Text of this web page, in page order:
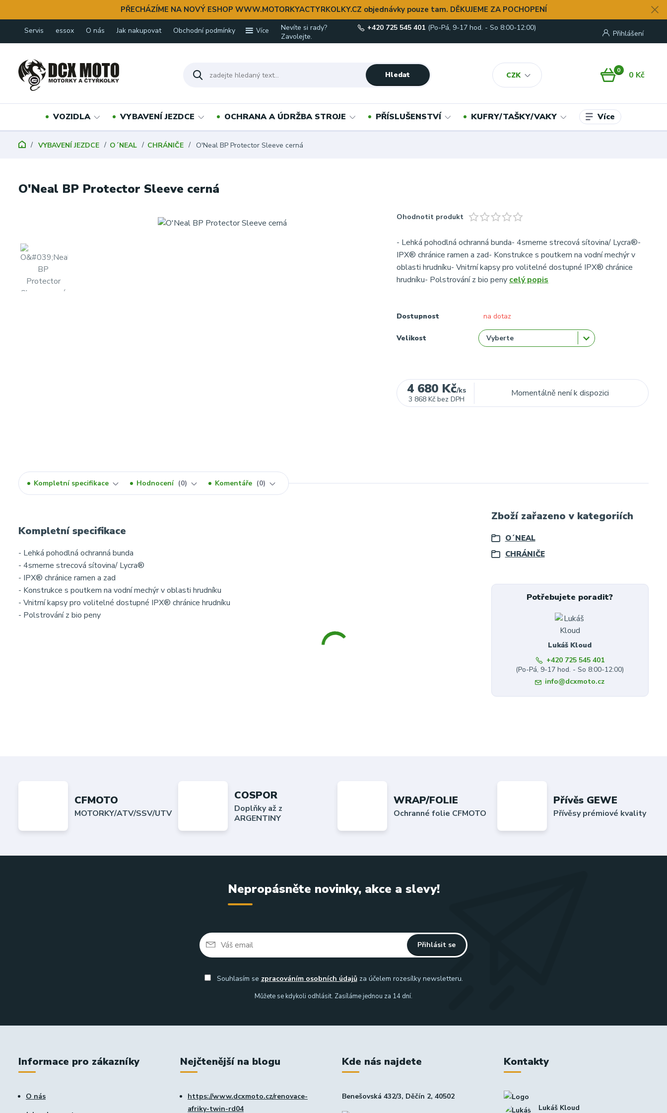
PŘECHÁZÍME NA NOVÝ ESHOP WWW.MOTORKYACTYRKOLKY.CZ objednávky pouze tam. DĚKUJEME ZA POCHOPENÍ
Servis essox O nás Jak nakupovat Obchodní podmínky Více
CZK
Přihlášení
Hledat
Nevíte si rady?
Zavolejte.
+420 725 545 401 (Po-Pá, 9-17 hod. - So 8:00-12:00)
0 0 Kč
VOZIDLA VYBAVENÍ JEZDCE OCHRANA A ÚDRŽBA STROJE PŘÍSLUŠENSTVÍ KUFRY/TAŠKY/VAKY Více
VYBAVENÍ JEZDCE O´NEAL CHRÁNIČE O'Neal BP Protector Sleeve cerná
O'Neal BP Protector Sleeve cerná
Ohodnotit produkt
- Lehká pohodlná ochranná bunda- 4smerne strecová sítovina/ Lycra®-
IPX® chránice ramen a zad- Konstrukce s poutkem na vodní mechýr v
oblasti hrudníku- Vnitrní kapsy pro volitelné dostupné IPX® chránice
hrudníku- Polstrování z bio peny celý popis
Dostupnost na dotaz
Velikost
4 680 Kč/ks
3 868 Kč bez DPH
Momentálně není k dispozici
Kompletní specifikace Hodnocení 0 Komentáře 0
Kompletní specifikace
- Lehká pohodlná ochranná bunda
- 4smerne strecová sítovina/ Lycra®
- IPX® chránice ramen a zad
- Konstrukce s poutkem na vodní mechýr v oblasti hrudníku
- Vnitrní kapsy pro volitelné dostupné IPX® chránice hrudníku
- Polstrování z bio peny
Zboží zařazeno v kategoriích
O´NEAL
CHRÁNIČE
Potřebujete poradit?
Lukáš Kloud
+420 725 545 401
(Po-Pá, 9-17 hod. - So 8:00-12:00)
info@dcxmoto.cz
CFMOTO
MOTORKY/ATV/SSV/UTV
COSPOR
Doplňky až z
ARGENTINY
WRAP/FOLIE
Ochranné folie CFMOTO
Přívěs GEWE
Přívěsy prémiové kvality
Nepropásněte novinky, akce a slevy!
Přihlásit se
Souhlasím se zpracováním osobních údajůza účelem rozesílky newsletteru.
Můžete se kdykoli odhlásit. Zasíláme jednou za 14 dní.
Informace pro zákazníky
O nás
Nejčtenější na blogu
https://www.dcxmoto.cz/renovace-
afriky-twin-rd04
Kde nás najdete
Benešovská 432/3, Děčín 2, 40502
Kontakty
Lukáš Kloud